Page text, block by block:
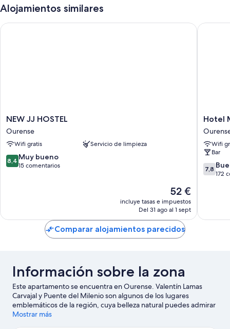
Alojamientos similares
NEW
JJ
HOSTEL
Ourense
NEW JJ HOSTEL
Ourense
Wifi gratis Servicio de limpieza
8.4
sobre
8,4 Muy bueno
15 comentarios
El
precio
actual
de
52 €
52 €
incluye tasas e impuestos
Del 31 ago al 1 sept
NEW JJ HOSTEL
Hotel
Miño
Hotel
Wifi
Bar
7.8
sobre
7,8
172
Hotel
Comparar alojamientos parecidos
Información sobre la zona
Este apartamento se encuentra en Ourense. Valentín Lamas
Carvajal y Puente del Milenio son algunos de los lugares
emblemáticos de la región, cuya belleza natural puedes admirar
en Cañón del Sil y Parque de San Lázaro.
Mostrar más